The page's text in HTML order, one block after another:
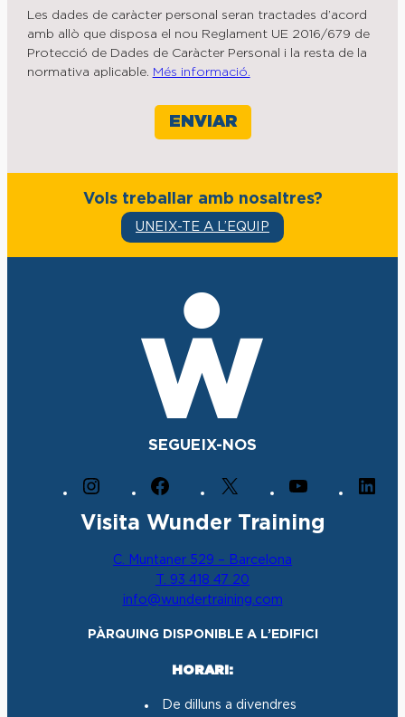
Les dades de caràcter personal seran tractades d’acord
amb allò que disposa el nou Reglament UE 2016/679 de
Protecció de Dades de Caràcter Personal i la resta de la
normativa aplicable. Més informació.
Vols treballar amb nosaltres?
UNEIX-TE A L’EQUIP
SEGUEIX-NOS
s
c
b
o
o
u
Visita Wunder Training
C. Muntaner 529 – Barcelona
T. 93 418 47 20
info@wundertraining.com
PÀRQUING DISPONIBLE A L’EDIFICI
HORARI:
De dilluns a divendres